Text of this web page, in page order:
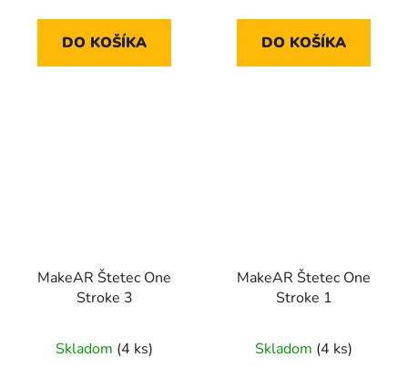
DO KOŠÍKA DO KOŠÍKA
MakeAR Štetec One
Stroke 3
Skladom (4 ks)
MakeAR Štetec One
Stroke 1
Skladom (4 ks)